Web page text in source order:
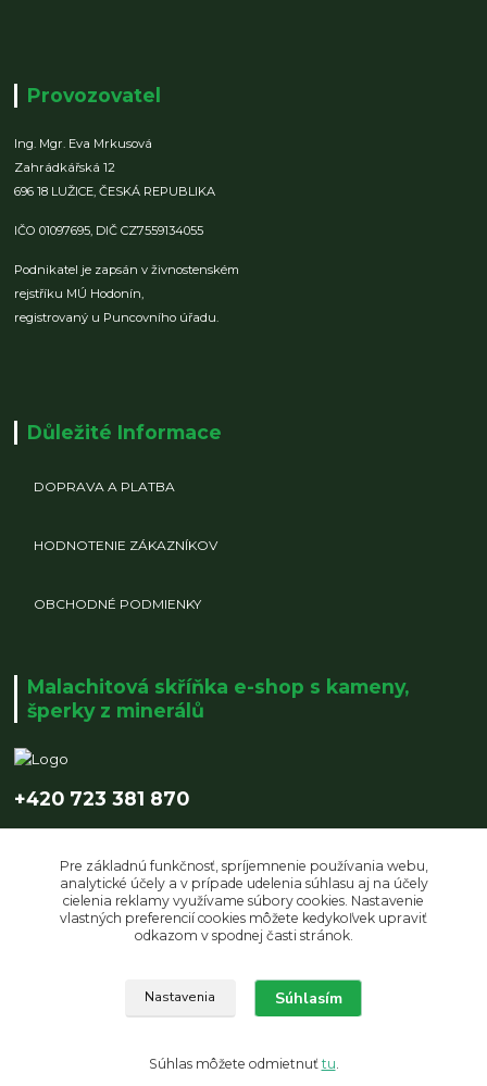
Provozovatel
Ing. Mgr. Eva Mrkusová
Zahrádkářská 12
696 18 LUŽICE,ČESKÁ REPUBLIKA
IČO 01097695, DIČ CZ7559134055
Podnikatel je zapsán v živnostenském
rejstříku MÚ Hodonín,
registrovaný u Puncovního úřadu.
Důležité Informace
DOPRAVA A PLATBA
HODNOTENIE ZÁKAZNÍKOV
OBCHODNÉ PODMIENKY
Malachitová skříňka e-shop s kameny,
šperky z minerálů
+420 723 381 870
Upravit sběr cookies.
© Copyright 2019 Malachitová skříňka | design by LUCZI DESIGNE s.r.o.
Pre základnú funkčnosť, spríjemnenie používania webu,
analytické účely a v prípade udelenia súhlasu aj na účely
cielenia reklamy využívame súbory cookies. Nastavenie
vlastných preferencií cookies môžete kedykoľvek upraviť
odkazom v spodnej časti stránok.
Nastavenia Súhlasím
Súhlas môžete odmietnuť tu.